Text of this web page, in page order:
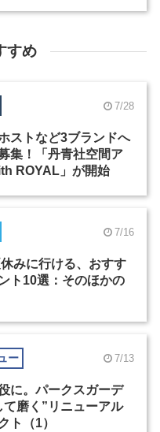
すめ
7/28
ストなど3ブランドへ
集！「丹青社空間ア
ROYAL」が開始
7/16
みに行ける、おすす
ト10選：そのほかの
ー 7/13
に。パークスガーデ
て磨く”リニューアル
ト（1）